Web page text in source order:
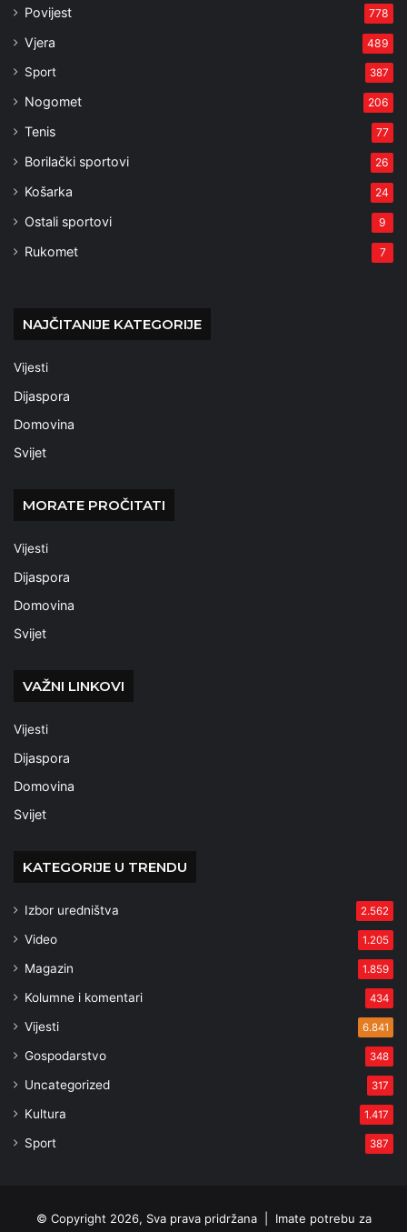
Povijest 778
Vjera 489
Sport 387
Nogomet 206
Tenis 77
Borilački sportovi 26
Košarka 24
Ostali sportovi 9
Rukomet 7
NAJČITANIJE KATEGORIJE
Vijesti
Dijaspora
Domovina
Svijet
MORATE PROČITATI
Vijesti
Dijaspora
Domovina
Svijet
VAŽNI LINKOVI
Vijesti
Dijaspora
Domovina
Svijet
KATEGORIJE U TRENDU
Izbor uredništva 2.562
Video 1.205
Magazin 1.859
Kolumne i komentari 434
Vijesti 6.841
Gospodarstvo 348
Uncategorized 317
Kultura 1.417
Sport 387
© Copyright 2026, Sva prava pridržana | Imate potrebu za